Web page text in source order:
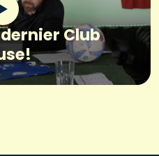
Club